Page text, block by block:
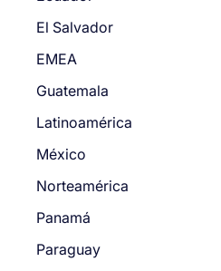
El Salvador
EMEA
Guatemala
Latinoamérica
México
Norteamérica
Panamá
Paraguay